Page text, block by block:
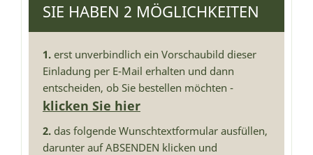
SIE HABEN 2 MÖGLICHKEITEN
1. erst unverbindlich ein Vorschaubild dieser
Einladung per E-Mail erhalten und dann
entscheiden, ob Sie bestellen möchten -
klicken Sie hier
2. das folgende Wunschtextformular ausfüllen,
darunter auf ABSENDEN klicken und